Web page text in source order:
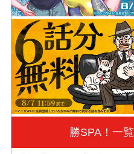
勝SPA！一覧